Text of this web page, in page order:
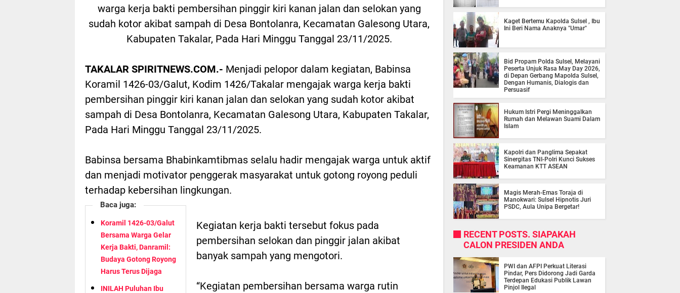
warga kerja bakti pembersihan pinggir kiri kanan jalan dan selokan yang
sudah kotor akibat sampah di Desa Bontolanra, Kecamatan Galesong Utara,
Kabupaten Takalar, Pada Hari Minggu Tanggal 23/11/2025.
TAKALAR SPIRITNEWS.COM.- Menjadi pelopor dalam kegiatan, Babinsa
Koramil 1426-03/Galut, Kodim 1426/Takalar mengajak warga kerja bakti
pembersihan pinggir kiri kanan jalan dan selokan yang sudah kotor akibat
sampah di Desa Bontolanra, Kecamatan Galesong Utara, Kabupaten Takalar,
Pada Hari Minggu Tanggal 23/11/2025.
Babinsa bersama Bhabinkamtibmas selalu hadir mengajak warga untuk aktif
dan menjadi motivator penggerak masyarakat untuk gotong royong peduli
terhadap kebersihan lingkungan.
Baca juga:
Koramil 1426-03/Galut
Bersama Warga Gelar
Kerja Bakti, Danramil:
Budaya Gotong Royong
Harus Terus Dijaga
INILAH Puluhan Ibu
Kegiatan kerja bakti tersebut fokus pada
pembersihan selokan dan pinggir jalan akibat
banyak sampah yang mengotori.
“Kegiatan pembersihan bersama warga rutin
Kaget Bertemu Kapolda Sulsel , Ibu
Ini Beri Nama Anaknya "Umar"
Bid Propam Polda Sulsel, Melayani
Peserta Unjuk Rasa May Day 2026,
di Depan Gerbang Mapolda Sulsel,
Dengan Humanis, Dialogis dan
Persuasif
Hukum Istri Pergi Meninggalkan
Rumah dan Melawan Suami Dalam
Islam
Kapolri dan Panglima Sepakat
Sinergitas TNI-Polri Kunci Sukses
Keamanan KTT ASEAN
Magis Merah-Emas Toraja di
Manokwari: Sulsel Hipnotis Juri
PSDC, Aula Unipa Bergetar!
RECENT POSTS. SIAPAKAH
CALON PRESIDEN ANDA
PWI dan AFPI Perkuat Literasi
Pindar, Pers Didorong Jadi Garda
Terdepan Edukasi Publik Lawan
Pinjol Ilegal